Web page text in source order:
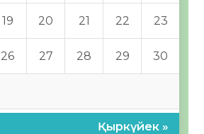
19 20 21 22 23
26 27 28 29 30
Қыркүйек »